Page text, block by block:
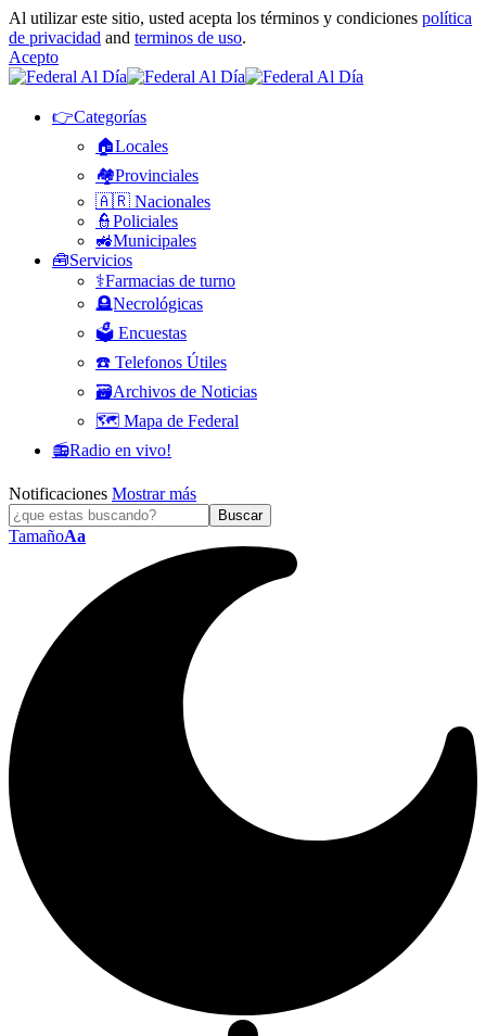
Al utilizar este sitio, usted acepta los términos y condiciones política
de privacidad and terminos de uso.
Acepto
👉Categorías
🏠Locales
🏘️Provinciales
🇦🇷 Nacionales
👮Policiales
🚜Municipales
🧰Servicios
⚕️Farmacias de turno
🪦Necrológicas
🗳️ Encuestas
☎️ Telefonos Útiles
🗃️Archivos de Noticias
🗺️ Mapa de Federal
📻Radio en vivo!
Notificaciones Mostrar más
TamañoAa